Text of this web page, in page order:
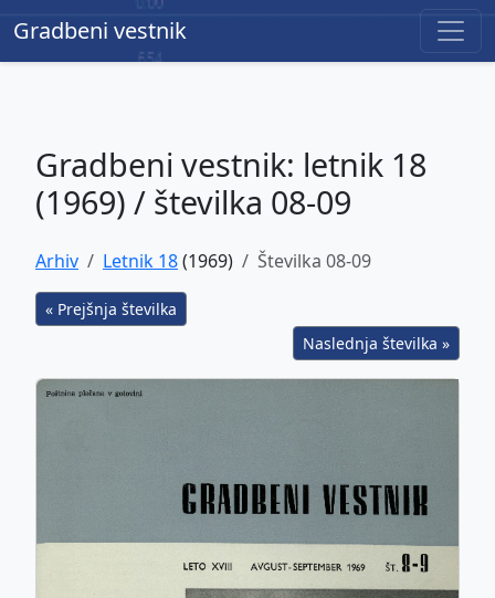
Gradbeni vestnik
Gradbeni vestnik
Gradbeni vestnik: letnik 18
(1969) / številka 08-09
Arhiv Letnik 18(1969) Številka 08-09
« Prejšnja številka
Naslednja številka »